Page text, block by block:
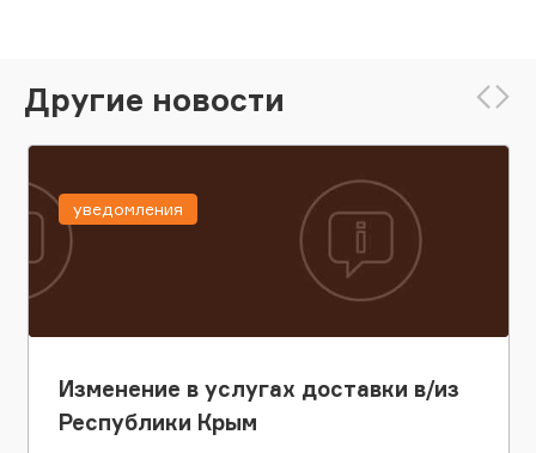
Другие новости
Изменение в услугах доставки в/из
Республики Крым
уведомления